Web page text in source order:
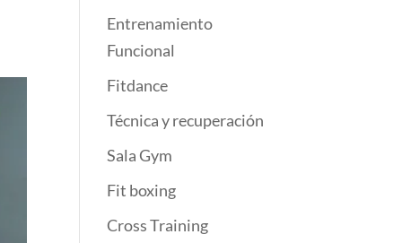
Entrenamiento
Funcional
Fitdance
Técnica y recuperación
Sala Gym
Fit boxing
Cross Training